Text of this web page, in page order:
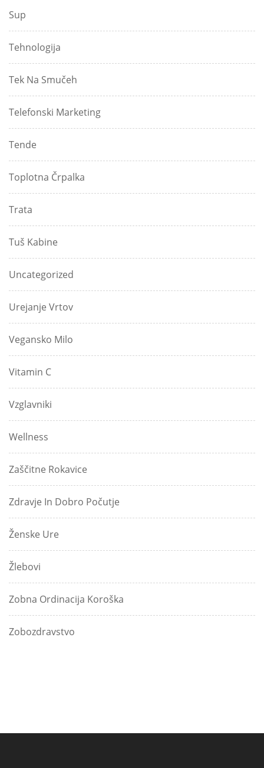
Sup
Tehnologija
Tek Na Smučeh
Telefonski Marketing
Tende
Toplotna Črpalka
Trata
Tuš Kabine
Uncategorized
Urejanje Vrtov
Vegansko Milo
Vitamin C
Vzglavniki
Wellness
Zaščitne Rokavice
Zdravje In Dobro Počutje
Ženske Ure
Žlebovi
Zobna Ordinacija Koroška
Zobozdravstvo